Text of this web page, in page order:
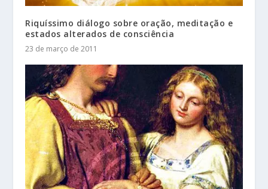
Riquíssimo diálogo sobre oração, meditação e
estados alterados de consciência
23 de março de 2011